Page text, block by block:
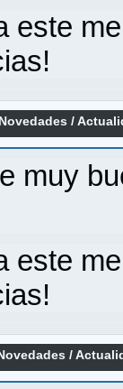
este
Novedades /
muy
este
/